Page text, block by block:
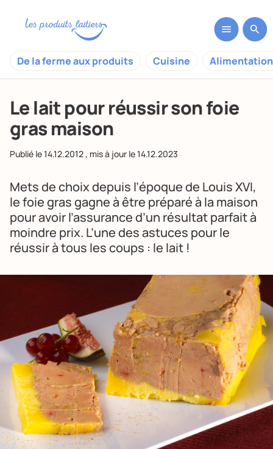
De la ferme aux produits Cuisine
Le lait pour réussir son foie
gras maison
Publié le14.12.2012, mis à jour le14.12.2023
Mets de choix depuis l’époque de Louis XVI,
le foie gras gagne à être préparé à la maison
pour avoir l’assurance d’un résultat parfait à
moindre prix. L’une des astuces pour le
réussir à tous les coups : le lait !